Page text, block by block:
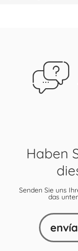
Haben
Senden Sie uns
das